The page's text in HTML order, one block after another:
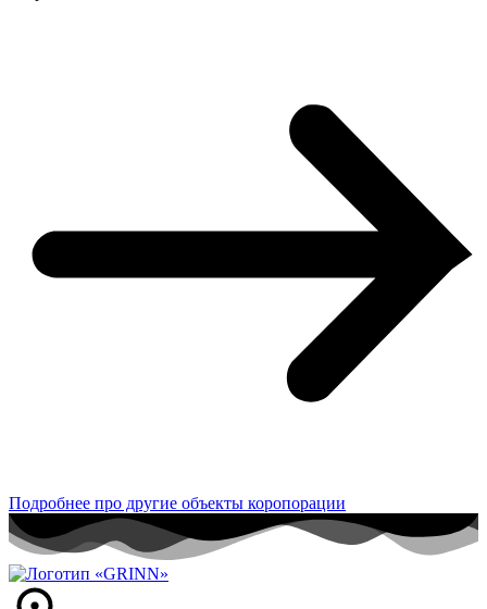
Подробнее про другие объекты коропорации